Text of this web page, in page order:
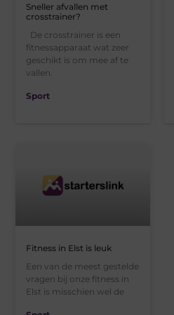
Sneller afvallen met
crosstrainer?
De crosstrainer is een
fitnessapparaat wat zeer
geschikt is om mee af te
vallen.
Sport
Fitness in Elst is leuk
Een van de meest gestelde
vragen bij onze fitness in
Elst is misschien wel de